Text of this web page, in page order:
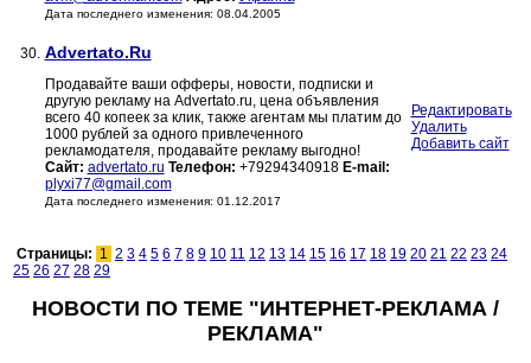
Дата последнего изменения: 08.04.2005
30. Advertato.Ru
Продавайте ваши офферы, новости, подписки и
другую рекламу на Advertato.ru, цена объявления
всего 40 копеек за клик, также агентам мы платим до
1000 рублей за одного привлеченного
рекламодателя, продавайте рекламу выгодно!
Сайт: advertato.ru Телефон: +79294340918 E-mail:
plyxi77@gmail.com
Дата последнего изменения: 01.12.2017
Редактировать
Удалить
Добавить сайт
Страницы: 1 2 3 4 5 6 7 8 9 10 11 12 13 14 15 16 17 18 19 20 21 22 23 24
25 26 27 28 29
НОВОСТИ ПО ТЕМЕ "ИНТЕРНЕТ-РЕКЛАМА /
РЕКЛАМА"